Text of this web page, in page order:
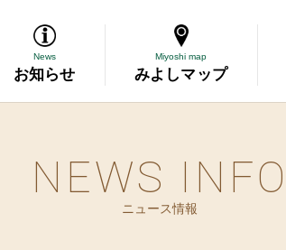
News
お知らせ
Miyoshi map
みよしマップ
NEWS INFO
ニュース情報